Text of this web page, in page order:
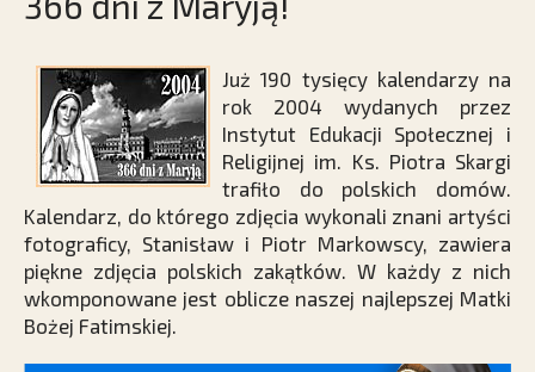
Już 190 tysięcy kalendarzy na
rok 2004 wydanych przez
Instytut Edukacji Społecznej i
Religijnej im. Ks. Piotra Skargi
trafiło do polskich domów.
Kalendarz, do którego zdjęcia wykonali znani artyści
fotograficy, Stanisław i Piotr Markowscy, zawiera
piękne zdjęcia polskich zakątków. W każdy z nich
wkomponowane jest oblicze naszej najlepszej Matki
Bożej Fatimskiej.